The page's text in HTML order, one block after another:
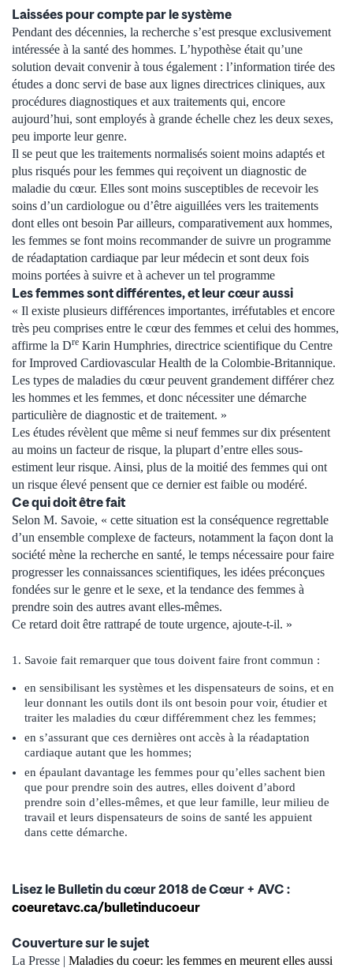
Laissées pour compte par le système
Pendant des décennies, la recherche s’est presque exclusivement
intéressée à la santé des hommes. L’hypothèse était qu’une
solution devait convenir à tous également : l’information tirée des
études a donc servi de base aux lignes directrices cliniques, aux
procédures diagnostiques et aux traitements qui, encore
aujourd’hui, sont employés à grande échelle chez les deux sexes,
peu importe leur genre.
Il se peut que les traitements normalisés soient moins adaptés et
plus risqués pour les femmes qui reçoivent un diagnostic de
maladie du cœur. Elles sont moins susceptibles de recevoir les
soins d’un cardiologue ou d’être aiguillées vers les traitements
dont elles ont besoin Par ailleurs, comparativement aux hommes,
les femmes se font moins recommander de suivre un programme
de réadaptation cardiaque par leur médecin et sont deux fois
moins portées à suivre et à achever un tel programme
Les femmes sont différentes, et leur cœur aussi
« Il existe plusieurs différences importantes, irréfutables et encore
très peu comprises entre le cœur des femmes et celui des hommes,
affirme la Dre Karin Humphries, directrice scientifique du Centre
for Improved Cardiovascular Health de la Colombie-Britannique.
Les types de maladies du cœur peuvent grandement différer chez
les hommes et les femmes, et donc nécessiter une démarche
particulière de diagnostic et de traitement. »
Les études révèlent que même si neuf femmes sur dix présentent
au moins un facteur de risque, la plupart d’entre elles sous-
estiment leur risque. Ainsi, plus de la moitié des femmes qui ont
un risque élevé pensent que ce dernier est faible ou modéré.
Ce qui doit être fait
Selon M. Savoie, « cette situation est la conséquence regrettable
d’un ensemble complexe de facteurs, notamment la façon dont la
société mène la recherche en santé, le temps nécessaire pour faire
progresser les connaissances scientifiques, les idées préconçues
fondées sur le genre et le sexe, et la tendance des femmes à
prendre soin des autres avant elles-mêmes.
Ce retard doit être rattrapé de toute urgence, ajoute-t-il. »
Savoie fait remarquer que tous doivent faire front commun :
en sensibilisant les systèmes et les dispensateurs de soins, et en
leur donnant les outils dont ils ont besoin pour voir, étudier et
traiter les maladies du cœur différemment chez les femmes;
en s’assurant que ces dernières ont accès à la réadaptation
cardiaque autant que les hommes;
en épaulant davantage les femmes pour qu’elles sachent bien
que pour prendre soin des autres, elles doivent d’abord
prendre soin d’elles-mêmes, et que leur famille, leur milieu de
travail et leurs dispensateurs de soins de santé les appuient
dans cette démarche.
Lisez le Bulletin du cœur 2018 de Cœur + AVC :
coeuretavc.ca/bulletinducoeur
Couverture sur le sujet
La Presse | Maladies du coeur: les femmes en meurent elles aussi